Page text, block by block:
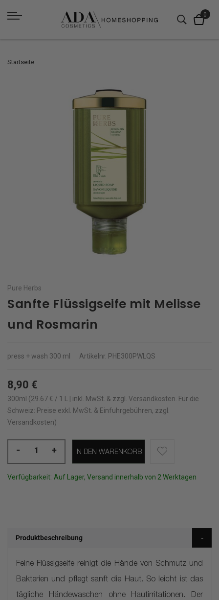
Startseite
Pure Herbs
Sanfte Flüssigseife mit Melisse
und Rosmarin
press + wash 300 ml Artikelnr. PHE300PWLQS
8,90 €
300ml (29.67 € / 1 L | inkl. MwSt. & zzgl. Versandkosten Für die
Schweiz: Preise exkl. MwSt. & Einfuhrgebühren, zzgl.
Versandkosten)
- + IN DEN WARENKORB
Verfügbarkeit: Auf Lager, Versand innerhalb von 2 Werktagen
Produktbeschreibung
Feine Flüssigseife reinigt die Hände von Schmutz und
Bakterien und pflegt sanft die Haut. So leicht ist das
tägliche Händewaschen ohne Hautirritationen. Der